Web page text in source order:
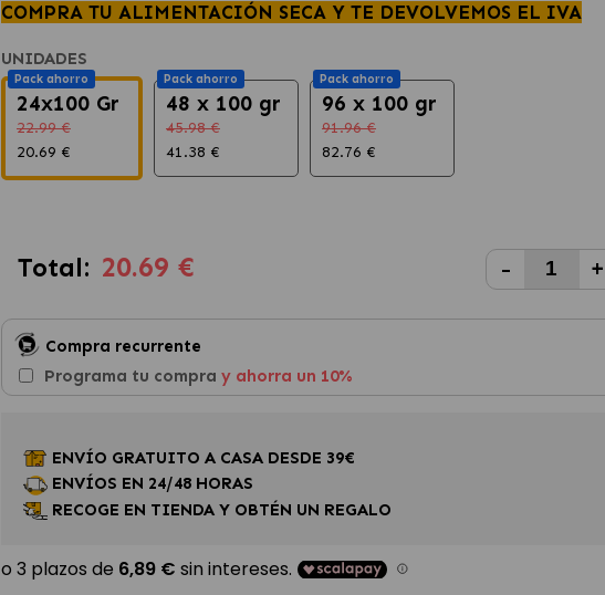
COMPRA TU ALIMENTACIÓN SECA Y TE DEVOLVEMOS EL IVA
UNIDADES
Pack ahorro
24x100 Gr
22.99 €
20.69 €
Pack ahorro
48 x 100 gr
45.98 €
41.38 €
Pack ahorro
96 x 100 gr
91.96 €
82.76 €
Total: 20.69 € - +
Compra recurrente
Programa tu compra y ahorra un 10%
ENVÍO GRATUITO A CASA DESDE 39€
ENVÍOS EN 24/48 HORAS
RECOGE EN TIENDA Y OBTÉN UN REGALO